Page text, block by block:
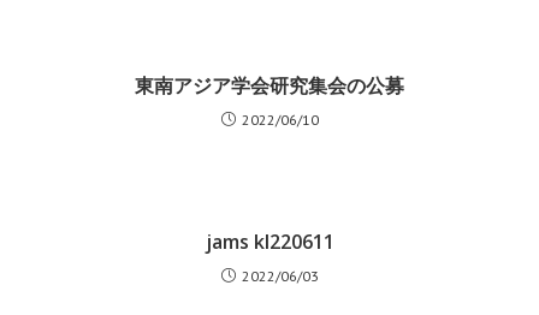
東南アジア学会研究集会の公募
2022/06/10
jams kl220611
2022/06/03